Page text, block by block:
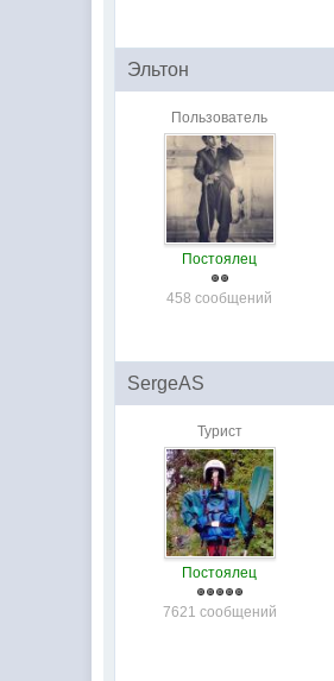
Эльтон
Пользователь
Постоялец
458 сообщений
SergeAS
Турист
Постоялец
7621 сообщений